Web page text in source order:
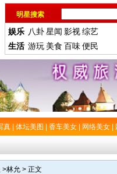
明星搜索
娱乐 八卦星闻 影视综艺
生活 游玩 美食 百味便民
真 体坛美图 香车美女 网络美女
>林允 > 正文